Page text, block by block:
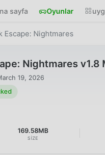
sayfa Oyunlar
Escape: Nightmares
Nightmares
19, 2026
169.58MB
SIZE